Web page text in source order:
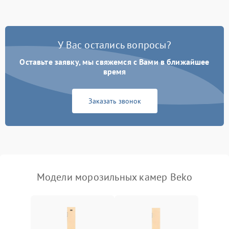
У Вас остались вопросы?
Оставьте заявку, мы свяжемся с Вами в ближайшее
время
Заказать звонок
Модели морозильных камер Beko